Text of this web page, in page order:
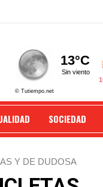
SOCIEDAD
Y DE DUDOSA